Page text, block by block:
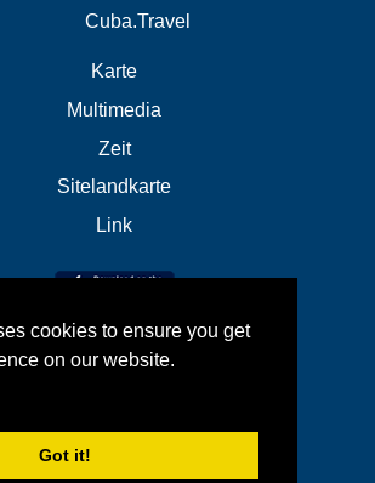
cookies to ensure you get
on our website.
Got it!
Cuba.Travel
Karte
Multimedia
Zeit
Sitelandkarte
Link